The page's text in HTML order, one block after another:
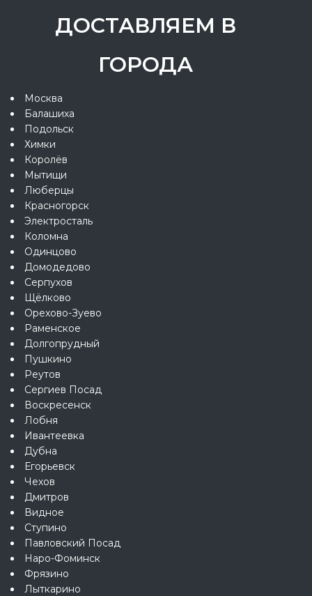
ДОСТАВЛЯЕМ В
ГОРОДА
Москва
Балашиха
Подольск
Химки
Королёв
Мытищи
Люберцы
Красногорск
Электросталь
Коломна
Одинцово
Домодедово
Серпухов
Щёлково
Орехово-Зуево
Раменское
Долгопрудный
Пушкино
Реутов
Сергиев Посад
Воскресенск
Лобня
Ивантеевка
Дубна
Егорьевск
Чехов
Дмитров
Видное
Ступино
Павловский Посад
Наро-Фоминск
Фрязино
Лыткарино